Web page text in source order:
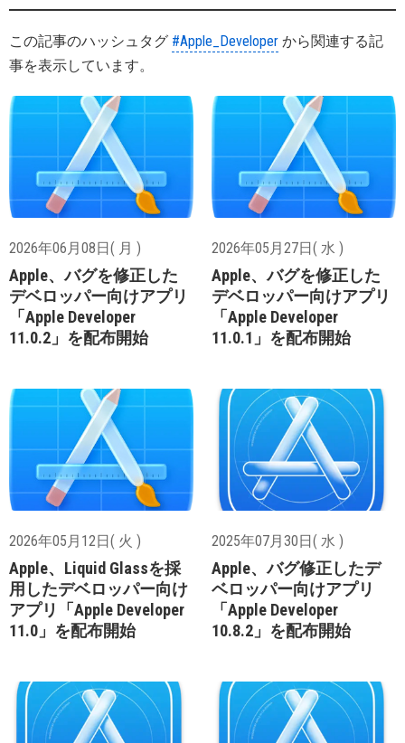
この記事のハッシュタグ #Apple_Developer から関連する記
事を表示しています。
2026年06月08日( 月 )
Apple、バグを修正した
デベロッパー向けアプリ
「Apple Developer
11.0.2」を配布開始
2026年05月27日( 水 )
Apple、バグを修正した
デベロッパー向けアプリ
「Apple Developer
11.0.1」を配布開始
2026年05月12日( 火 )
Apple、Liquid Glassを採
用したデベロッパー向け
アプリ「Apple Developer
11.0」を配布開始
2025年07月30日( 水 )
Apple、バグ修正したデ
ベロッパー向けアプリ
「Apple Developer
10.8.2」を配布開始